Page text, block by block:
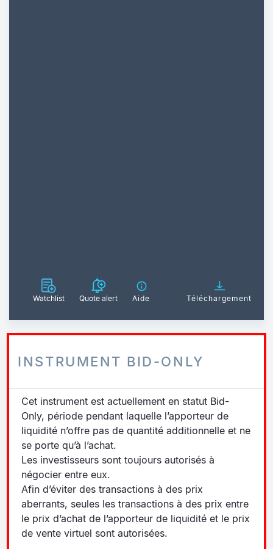
Watchlist Quote alert Aide Téléchargement
INSTRUMENT BID-ONLY
Cet instrument est actuellement en statut Bid-
Only, période pendant laquelle l’apporteur de
liquidité n’offre pas de quantité additionnelle et ne
se porte qu’à l’achat.
Les investisseurs sont toujours autorisés à
négocier entre eux.
Afin d’éviter des transactions à des prix
aberrants, seules les transactions à des prix entre
le prix d’achat de l’apporteur de liquidité et le prix
de vente virtuel sont autorisées.